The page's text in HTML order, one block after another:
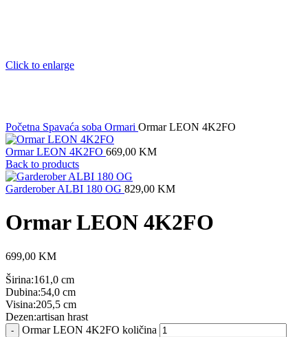
Click to enlarge
Početna Spavaća soba Ormari Ormar LEON 4K2FO
Ormar LEON 4K2FO 669,00 KM
Back to products
Garderober ALBI 180 OG 829,00 KM
Ormar LEON 4K2FO
699,00 KM
Širina:161,0 cm
Dubina:54,0 cm
Visina:205,5 cm
Dezen:artisan hrast
Ormar LEON 4K2FO količina